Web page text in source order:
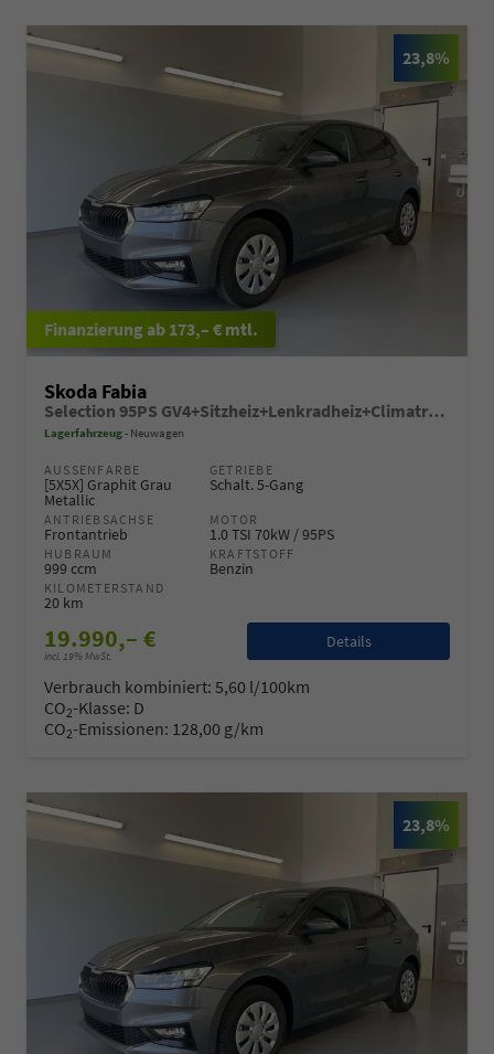
23,8%
ab 173,– € mtl.
Skoda Fabia
Selection 95PS GV4+Sitzheiz+Lenkradheiz+Climatronic+Sunset+AppConnect+PDC
Lagerfahrzeug Neuwagen
AUSSENFARBE
[5X5X] Graphit Grau
Metallic
GETRIEBE
Schalt. 5-Gang
ANTRIEBSACHSE
Frontantrieb
MOTOR
1.0 TSI 70kW / 95PS
HUBRAUM
999 ccm
KRAFTSTOFF
Benzin
KILOMETERSTAND
20 km
19.990,– €
incl. 19% MwSt.
Details
Verbrauch kombiniert: 5,60 l/100km
CO2-Klasse: D
CO2-Emissionen: 128,00 g/km
23,8%